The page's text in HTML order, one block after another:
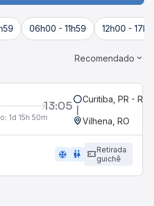
06h00 - 11h59 12h00 -
Recomendado
13:05
1d 15h 50m
Curitiba, PR -
Vilhena, RO
ac_unit wc
Retirada
guichê